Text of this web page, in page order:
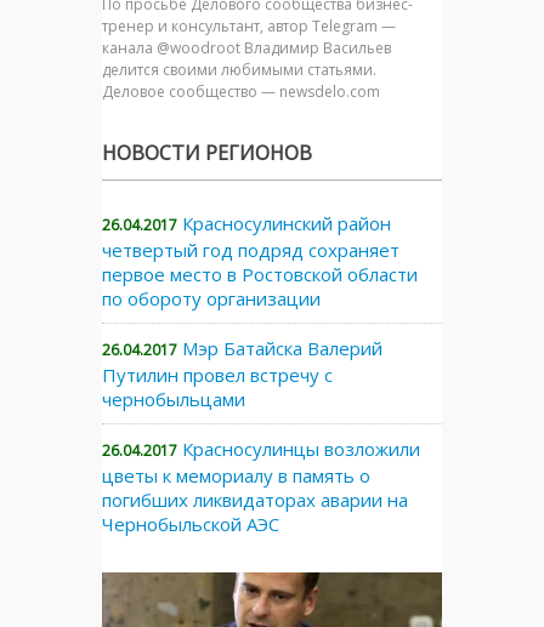
По просьбе Делового сообщества бизнес-
тренер и консультант, автор Telegram —
канала @woodroot Владимир Васильев
делится своими любимыми статьями.
Деловое сообщество — newsdelo.com
НОВОСТИ РЕГИОНОВ
26.04.2017 Красносулинский район
четвертый год подряд сохраняет
первое место в Ростовской области
по обороту организации
26.04.2017 Мэр Батайска Валерий
Путилин провел встречу с
чернобыльцами
26.04.2017 Красносулинцы возложили
цветы к мемориалу в память о
погибших ликвидаторах аварии на
Чернобыльской АЭС